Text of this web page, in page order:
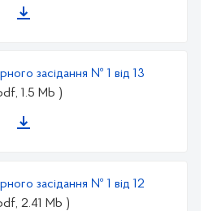
засідання № 1 від 13
1.5 Mb )
засідання № 1 від 12
2.41 Mb )